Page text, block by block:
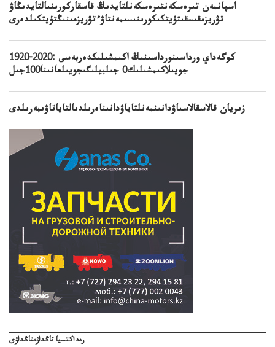
اسپانمەن تىرەسكەنتىرەسكەنلتايدىڭ قاسقاركورىنىالتايدىڭاۋ
تۋريزمقىسقىتۇيتكىكورىنىسىمەنتاۋءتۋريزمىنىڭتۇيتكىلدەرى
1920-2020: كوگەداي ورداسىنورداسىنىڭ اكىمشىلىكدەربەسى
جويىلاكىمشىلىك0 جىلبيلىگىجويىلعانىنا100جىل
زىريان قالاسقالاسىاۋدانىنمەنلتاياۋدانىناەرىلدىالتاياتاۋىبەرىلدى
رەداكتسيا تاڭداۋىتاڭداۋى